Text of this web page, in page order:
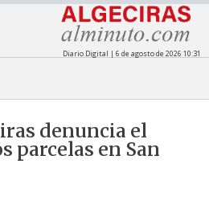
Diario Digital | 6 de agosto de 2026 10:31
denuncia el
parcelas en San